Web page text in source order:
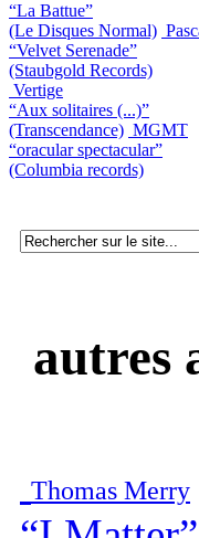
“La Battue”
(Le Disques Normal)
“Velvet Serenade”
(Staubgold Records)
Vertige
“Aux solitaires (...)”
(Transcendance) MGMT
“oracular spectacular”
(Columbia records)
autres
Thomas Merry